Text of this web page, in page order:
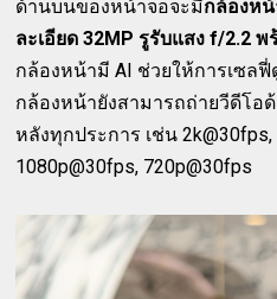
ด้านบนของหน้าจอจะมีกล้องห
ละเอียด 32MP รูรับแสง f/2.2
กล้องหน้ามี AI ช่วยให้การเซล
กล้องหน้ายังสามารถถ่ายวีดีโอ
หลังทุกประการ เช่น 2k@30fps,
1080p@30fps, 720p@30fps